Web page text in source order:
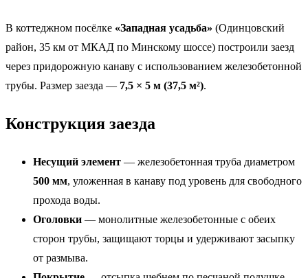
В коттеджном посёлке «Западная усадьба» (Одинцовский
район, 35 км от МКАД по Минскому шоссе) построили заезд
через придорожную канаву с использованием железобетонной
трубы. Размер заезда — 7,5 × 5 м (37,5 м²).
Конструкция заезда
Несущий элемент — железобетонная труба диаметром
500 мм, уложенная в канаву под уровень для свободного
прохода воды.
Оголовки — монолитные железобетонные с обеих
сторон трубы, защищают торцы и удерживают засыпку
от размыва.